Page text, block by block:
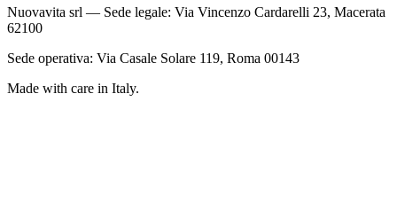
Nuovavita srl — Sede legale: Via Vincenzo Cardarelli 23, Macerata
62100
Sede operativa: Via Casale Solare 119, Roma 00143
Made with care in Italy.